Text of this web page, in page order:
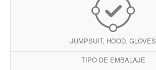
JUMPSUIT, HOOD, GLOVES
TIPO DE EMBALAJE